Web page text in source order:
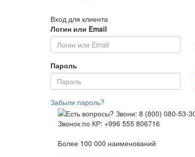
Вход для клиента
Логин или Email
Пароль
Забыли пароль?
Звонок по КР: +996 555 806716
Более 100 000 наименований